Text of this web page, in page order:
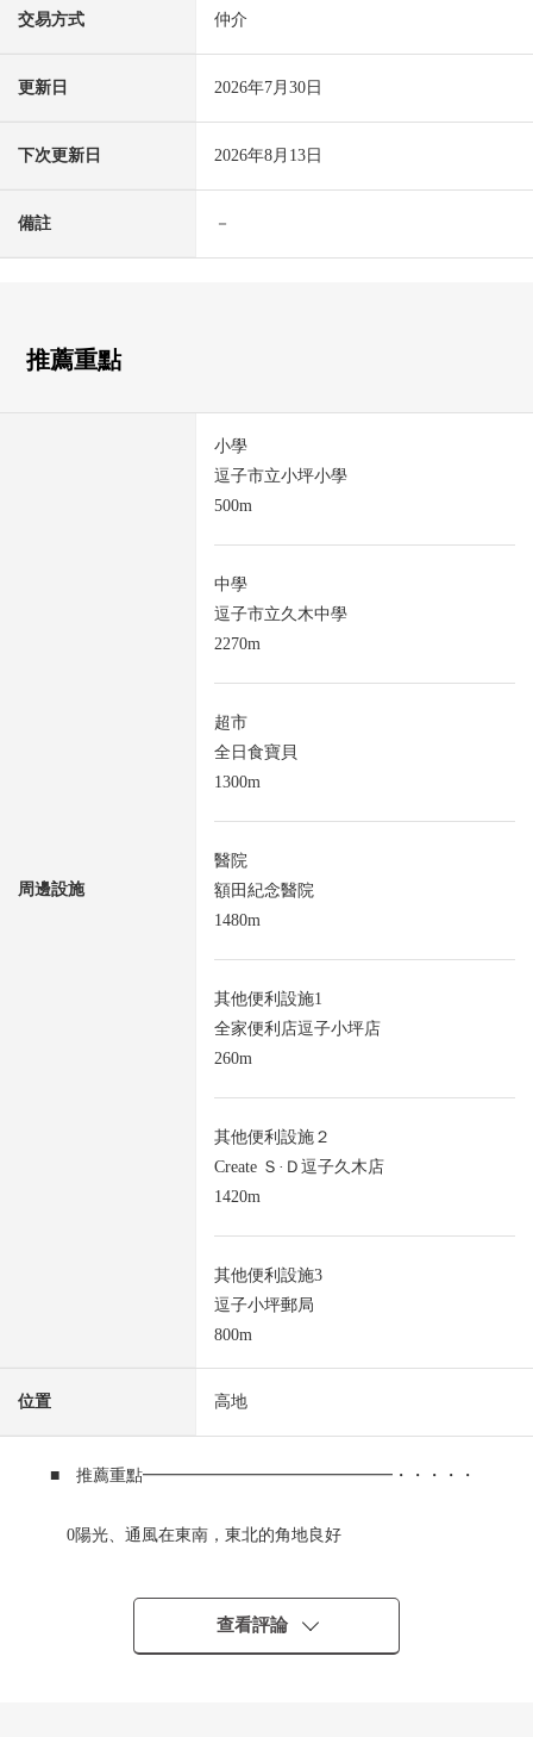
交易方式 仲介
更新日 2026年7月30日
下次更新日 2026年8月13日
備註 －
推薦重點
周邊設施
小學
逗子市立小坪小學
500m
中學
逗子市立久木中學
2270m
超市
全日食寶貝
1300m
醫院
額田紀念醫院
1480m
其他便利設施1
全家便利店逗子小坪店
260m
其他便利設施２
Create Ｓ·Ｄ逗子久木店
1420m
其他便利設施3
逗子小坪郵局
800m
位置 高地
■ 推薦重點━━━━━━━━━━━━━━━・・・・・
0陽光、通風在東南，東北的角地良好
0高地的南講壇的分塊出售的土地內
0土地面積、約49.9坪
查看評論